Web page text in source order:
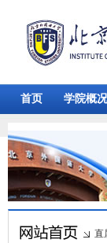
首页 学院概况
直